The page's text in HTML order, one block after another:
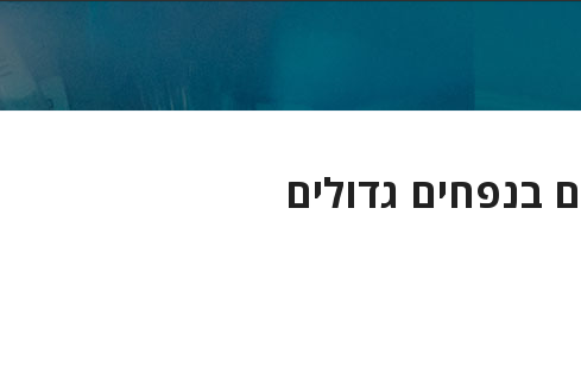
בנפחים גדולים